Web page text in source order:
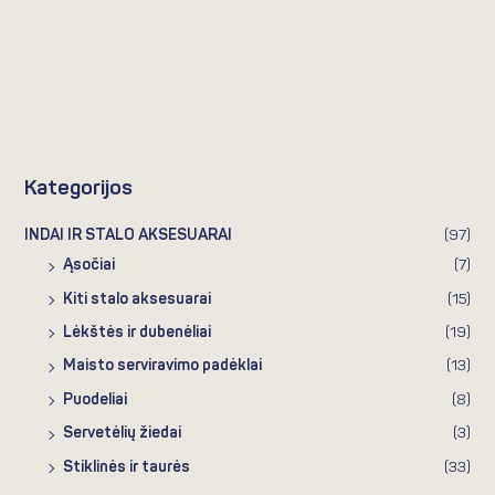
Kategorijos
INDAI IR STALO AKSESUARAI (97)
Ąsočiai (7)
Kiti stalo aksesuarai (15)
Lėkštės ir dubenėliai (19)
Maisto serviravimo padėklai (13)
Puodeliai (8)
Servetėlių žiedai (3)
Stiklinės ir taurės (33)